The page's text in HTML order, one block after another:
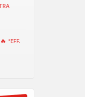
🔥 *EFF.